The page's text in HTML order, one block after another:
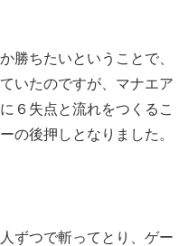
勝ちたいということで、
いたのですが、マナエア
６失点と流れをつくるこ
の後押しとなりました。
ずつで斬ってとり、ゲー